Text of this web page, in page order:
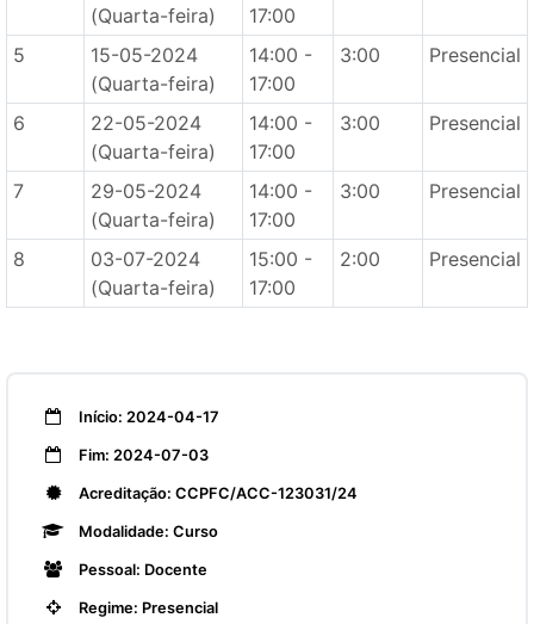
(Quarta-feira)
17:00
5
15-05-2024
(Quarta-feira)
14:00 -
17:00
3:00 Presencial
6
22-05-2024
(Quarta-feira)
14:00 -
17:00
3:00 Presencial
7
29-05-2024
(Quarta-feira)
14:00 -
17:00
3:00 Presencial
8
03-07-2024
(Quarta-feira)
15:00 -
17:00
2:00 Presencial
Início: 2024-04-17
Fim: 2024-07-03
Acreditação: CCPFC/ACC-123031/24
Modalidade: Curso
Pessoal: Docente
Regime: Presencial